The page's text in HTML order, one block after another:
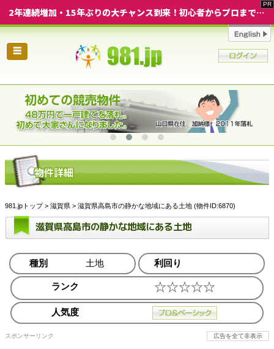
2年連続増加・15年ぶりの大チャンス到来！初心者からプロまで網羅する「競売不動産・超実践投資セミナー」♦神奈川県 横浜 in 神奈川
☰
981.jpトップ> 滋賀県 > 滋賀県高島市の静かな地域にある土地 (物件ID:6870)
滋賀県高島市の静かな地域にある土地
種別 土地 利回り
ランク
人気度
スポンサーリンク 広告を全て非表示